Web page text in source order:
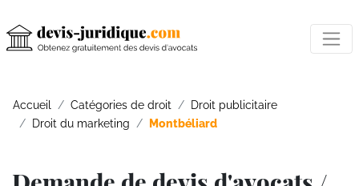
Accueil Catégories de droit
Droit publicitaire
Droit du marketing
Montbéliard